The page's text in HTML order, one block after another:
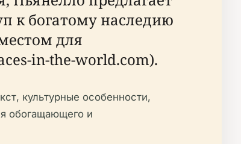
к богатому наследию
для
in-the-world.com).
культурные особенности,
обогащающего и